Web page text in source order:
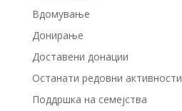
Вдомување
Донирање
Доставени донации
Останати редовни активности
Поддршка на семејства